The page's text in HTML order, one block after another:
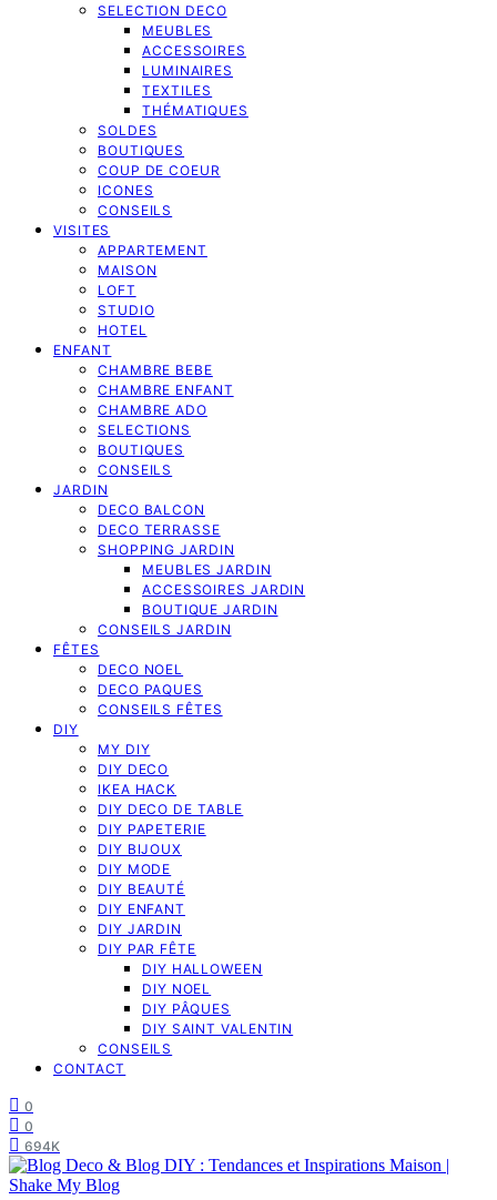
SELECTION DECO
MEUBLES
ACCESSOIRES
LUMINAIRES
TEXTILES
THÉMATIQUES
SOLDES
BOUTIQUES
COUP DE COEUR
ICONES
CONSEILS
VISITES
APPARTEMENT
MAISON
LOFT
STUDIO
HOTEL
ENFANT
CHAMBRE BEBE
CHAMBRE ENFANT
CHAMBRE ADO
SELECTIONS
BOUTIQUES
CONSEILS
JARDIN
DECO BALCON
DECO TERRASSE
SHOPPING JARDIN
MEUBLES JARDIN
ACCESSOIRES JARDIN
BOUTIQUE JARDIN
CONSEILS JARDIN
FÊTES
DECO NOEL
DECO PAQUES
CONSEILS FÊTES
DIY
MY DIY
DIY DECO
IKEA HACK
DIY DECO DE TABLE
DIY PAPETERIE
DIY BIJOUX
DIY MODE
DIY BEAUTÉ
DIY ENFANT
DIY JARDIN
DIY PAR FÊTE
DIY HALLOWEEN
DIY NOEL
DIY PÂQUES
DIY SAINT VALENTIN
CONSEILS
CONTACT
0
0
694K